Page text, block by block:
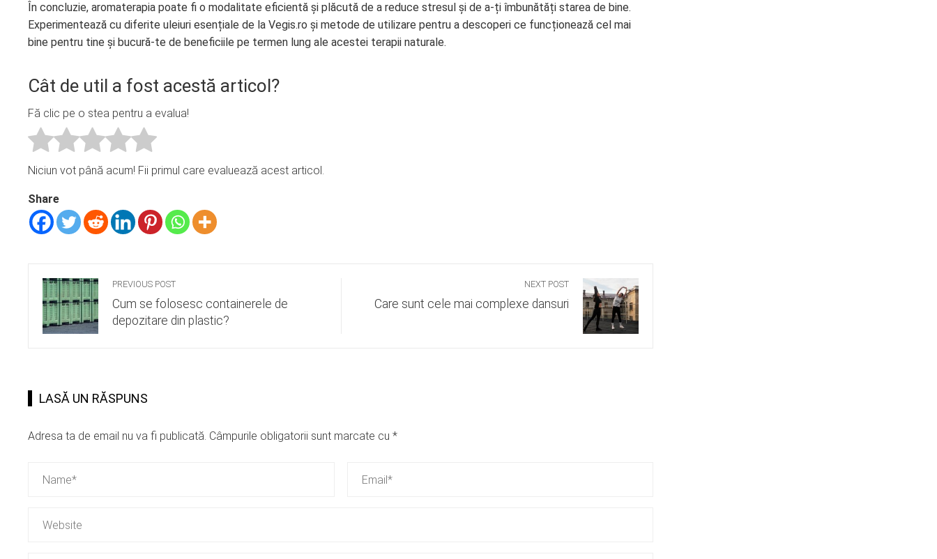
În concluzie, aromaterapia poate fi o modalitate eficientă și plăcută de a reduce stresul și de a-ți îmbunătăți starea de bine.
Experimentează cu diferite uleiuri esențiale de la Vegis.ro și metode de utilizare pentru a descoperi ce funcționează cel mai
bine pentru tine și bucură-te de beneficiile pe termen lung ale acestei terapii naturale.
Cât de util a fost acestă articol?
Fă clic pe o stea pentru a evalua!
Niciun vot până acum! Fii primul care evaluează acest articol.
Share
PREVIOUS POST
Cum se folosesc containerele de
depozitare din plastic?
NEXT POST
Care sunt cele mai complexe dansuri
LASĂ UN RĂSPUNS
Adresa ta de email nu va fi publicată. Câmpurile obligatorii sunt marcate cu *